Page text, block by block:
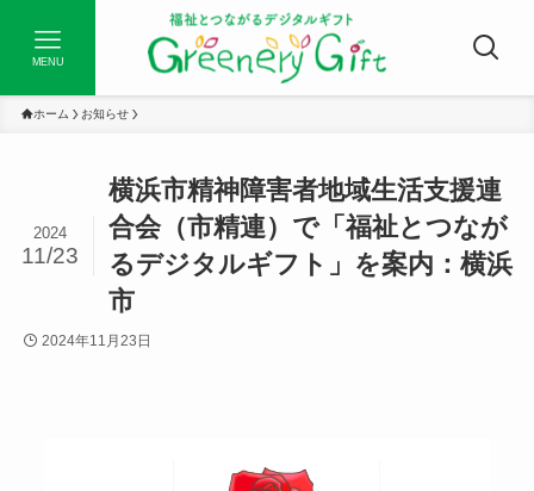
MENU
ホーム お知らせ
横浜市精神障害者地域生活支援連
合会（市精連）で「福祉とつなが
るデジタルギフト」を案内：横浜
市
2024
11/23
2024年11月23日